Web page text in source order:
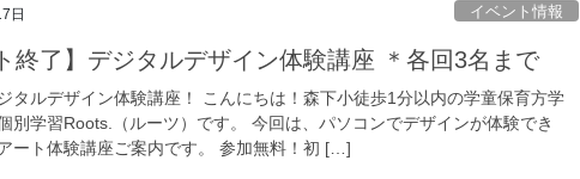
日 イベント情報
終了】デジタルデザイン体験講座 ＊各回3名まで
タルデザイン体験講座！ こんにちは！森下小徒歩1分以内の学童保育方学
別学習Roots.（ルーツ）です。 今回は、パソコンでデザインが体験でき
ート体験講座ご案内です。 参加無料！初 […]